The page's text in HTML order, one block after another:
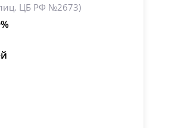
ЦБ РФ №2673)